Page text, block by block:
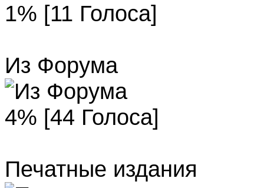
1% [11 Голоса]
Из Форума
4% [44 Голоса]
Печатные издания